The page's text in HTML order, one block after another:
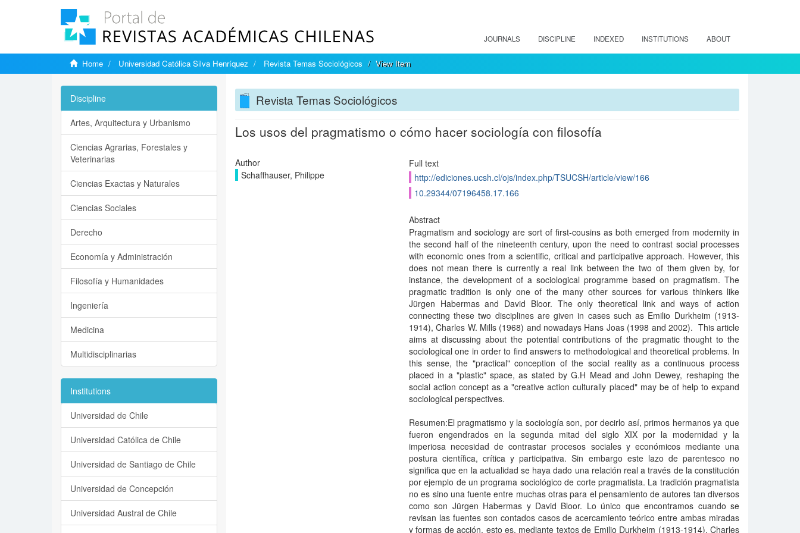
JOURNALS DISCIPLINE INDEXED INSTITUTIONS ABOUT
Home Universidad Católica Silva Henríquez Revista Temas Sociológicos View Item
Revista Temas Sociológicos
Los usos del pragmatismo o cómo hacer sociología con filosofía
Author
Schaffhauser, Philippe
Full text
http://ediciones.ucsh.cl/ojs/index.php/TSUCSH/article/view/166
10.29344/07196458.17.166
Abstract
Pragmatism and sociology are sort of first-cousins as both emerged from modernity in
the second half of the nineteenth century, upon the need to contrast social processes
with economic ones from a scientific, critical and participative approach. However, this
does not mean there is currently a real link between the two of them given by, for
instance, the development of a sociological programme based on pragmatism. The
pragmatic tradition is only one of the many other sources for various thinkers like
Jürgen Habermas and David Bloor. The only theoretical link and ways of action
connecting these two disciplines are given in cases such as Emilio Durkheim (1913-
1914), Charles W. Mills (1968) and nowadays Hans Joas (1998 and 2002). This article
aims at discussing about the potential contributions of the pragmatic thought to the
sociological one in order to find answers to methodological and theoretical problems. In
this sense, the "practical" conception of the social reality as a continuous process
placed in a "plastic" space, as stated by G.H Mead and John Dewey, reshaping the
social action concept as a "creative action culturally placed" may be of help to expand
sociological perspectives.
Resumen:El pragmatismo y la sociología son, por decirlo así, primos hermanos ya que
fueron engendrados en la segunda mitad del siglo XIX por la modernidad y la
imperiosa necesidad de contrastar procesos sociales y económicos mediante una
postura científica, crítica y participativa. Sin embargo este lazo de parentesco no
significa que en la actualidad se haya dado una relación real a través de la constitución
por ejemplo de un programa sociológico de corte pragmatista. La tradición pragmatista
no es sino una fuente entre muchas otras para el pensamiento de autores tan diversos
como son Jürgen Habermas y David Bloor. Lo único que encontramos cuando se
revisan las fuentes son contados casos de acercamiento teórico entre ambas miradas
y formas de acción, esto es, mediante textos de Emilio Durkheim (1913-1914), Charles
Discipline
Artes, Arquitectura y Urbanismo
Ciencias Agrarias, Forestales y
Veterinarias
Ciencias Exactas y Naturales
Ciencias Sociales
Derecho
Economía y Administración
Filosofía y Humanidades
Ingeniería
Medicina
Multidisciplinarias
Institutions
Universidad de Chile
Universidad Católica de Chile
Universidad de Santiago de Chile
Universidad de Concepción
Universidad Austral de Chile